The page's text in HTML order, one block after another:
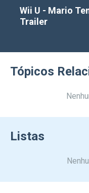
Wii U - Mario
Trailer
Tópicos
Listas